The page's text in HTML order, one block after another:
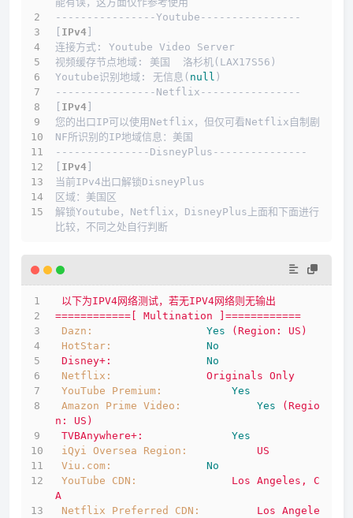
----------------Youtube----------------
IPv4
连接方式: Youtube Video Server
视频缓存节点地域: 美国  洛杉机(LAX17S56)
Youtube识别地域: 无信息( null )
----------------Netflix----------------
IPv4
您的出口IP可以使用Netflix，但仅可看Netflix自制剧
NF所识别的IP地域信息：美国
---------------DisneyPlus---------------
IPv4
当前IPv4出口解锁DisneyPlus
区域：美国区
解锁Youtube，Netflix，DisneyPlus上面和下面进行
比较，不同之处自行判断
以下为IPV4网络测试，若无IPV4网络则无输出
============[
Multination
]============
Dazn:
Yes (Region:
US)
HotStar:
No
Disney+:
No
Netflix:
Originals Only
YouTube Premium:
Yes
Amazon Prime Video:
Yes
(Regio
n:
US)
TVBAnywhere+:
Yes
iQyi Oversea Region:
US
Viu.com:
No
YouTube CDN:
Los Angeles,
C
A
Netflix Preferred CDN:
Los Angele